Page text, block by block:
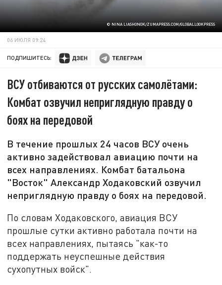
© NINA LIASHONOK/ZUMAPRESS.COM/GLOBALLOOKPRESS
06 ИЮЛЯ 09:24
ПОДПИШИТЕСЬ:
ВСУ отбиваются от русских самолётами:
Комбат озвучил неприглядную правду о
боях на передовой
В течение прошлых 24 часов ВСУ очень
активно задействовал авиацию почти на
всех направлениях. Комбат батальона
"Восток" Александр Ходаковский озвучил
неприглядную правду о боях на передовой.
По словам Ходаковского, авиация ВСУ
прошлые сутки активно работала почти на
всех направлениях, пытаясь "как-то
поддержать неуспешные действия
сухопутных войск".